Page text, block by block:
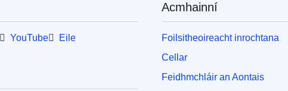
YouTube Eile
Acmhainní
Foilsitheoireacht inrochtana
Cellar
Feidhmchláir an Aontais